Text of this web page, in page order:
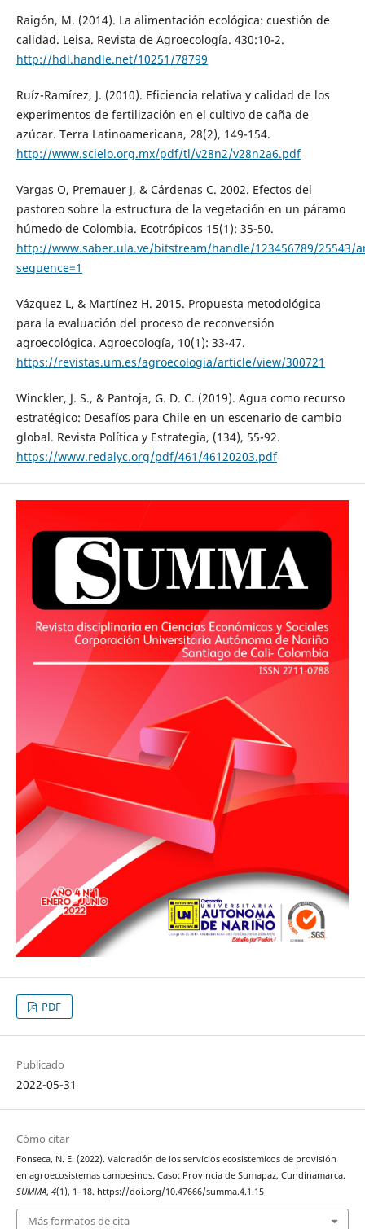
Raigón, M. (2014). La alimentación ecológica: cuestión de
calidad. Leisa. Revista de Agroecología. 430:10-2.
http://hdl.handle.net/10251/78799
Ruíz-Ramírez, J. (2010). Eficiencia relativa y calidad de los
experimentos de fertilización en el cultivo de caña de
azúcar. Terra Latinoamericana, 28(2), 149-154.
http://www.scielo.org.mx/pdf/tl/v28n2/v28n2a6.pdf
Vargas O, Premauer J, & Cárdenas C. 2002. Efectos del
pastoreo sobre la estructura de la vegetación en un páramo
húmedo de Colombia. Ecotrópicos 15(1): 35-50.
http://www.saber.ula.ve/bitstream/handle/123456789/25543/
sequence=1
Vázquez L, & Martínez H. 2015. Propuesta metodológica
para la evaluación del proceso de reconversión
agroecológica. Agroecología, 10(1): 33-47.
https://revistas.um.es/agroecologia/article/view/300721
Winckler, J. S., & Pantoja, G. D. C. (2019). Agua como recurso
estratégico: Desafíos para Chile en un escenario de cambio
global. Revista Política y Estrategia, (134), 55-92.
https://www.redalyc.org/pdf/461/46120203.pdf
PDF
Publicado
2022-05-31
Cómo citar
Fonseca, N. E. (2022). Valoración de los servicios ecosistemicos de provisión
en agroecosistemas campesinos. Caso: Provincia de Sumapaz, Cundinamarca.
SUMMA, 4(1), 1–18. https://doi.org/10.47666/summa.4.1.15
Más formatos de cita